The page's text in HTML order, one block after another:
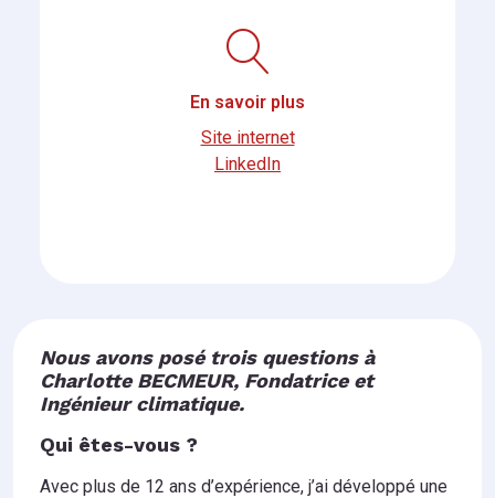
En savoir plus
Site internet
LinkedIn
Nous avons posé trois questions à
Charlotte BECMEUR, Fondatrice et
Ingénieur climatique.
Qui êtes-vous ?
Avec plus de 12 ans d’expérience, j’ai développé une